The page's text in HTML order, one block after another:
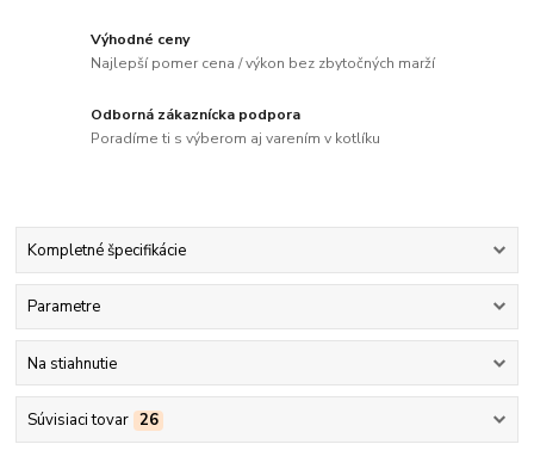
Výhodné ceny
Najlepší pomer cena / výkon bez zbytočných marží
Odborná zákaznícka podpora
Poradíme ti s výberom aj varením v kotlíku
Kompletné špecifikácie
Parametre
Na stiahnutie
Súvisiaci tovar 26